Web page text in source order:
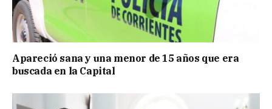
Apareció sana y una menor de 15 años que era
buscada en la Capital